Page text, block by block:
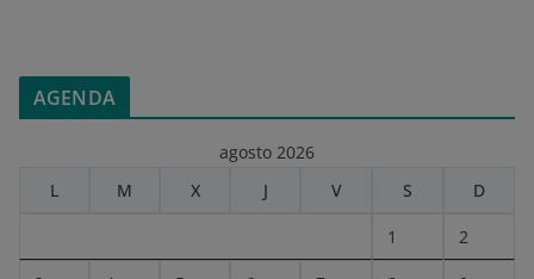
AGENDA
agosto 2026
L
M X J V S D
1 2